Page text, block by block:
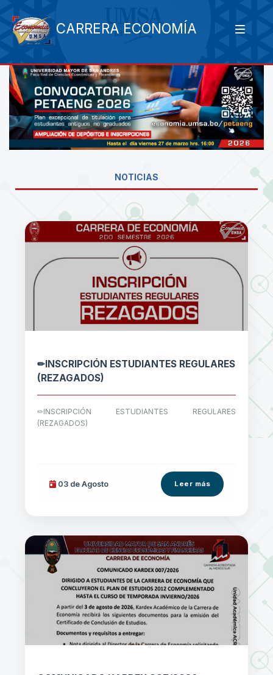
CARRERA ECONOMÍA
NOTICIAS
✏INSCRIPCIÓN ESTUDIANTES REGULARES
(REZAGADOS)
✏INSCRIPCIÓN ESTUDIANTES REGULARES
(REZAGADOS)
03 de Agosto Leer más